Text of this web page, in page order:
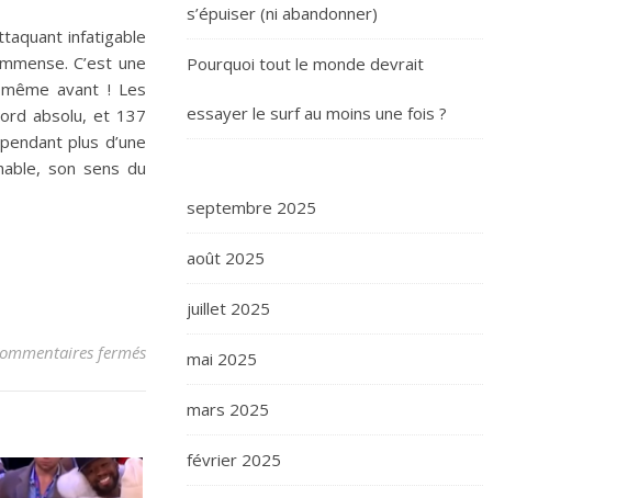
infatigable
C’est une
avant ! Les
absolu, et 137
plus d’une
son sens du
ferméssur Les statistiques d’Olivier Giroud : légende du football français
s’épuiser (ni abandonner)
Pourquoi tout le monde devrait
essayer le surf au moins une fois ?
septembre 2025
août 2025
juillet 2025
mai 2025
mars 2025
février 2025